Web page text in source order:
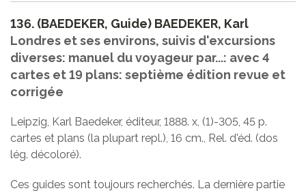
136. (BAEDEKER, Guide) BAEDEKER, Karl
Londres et ses environs, suivis d'excursions
diverses: manuel du voyageur par...: avec 4
cartes et 19 plans: septième édition revue et
corrigée
Leipzig, Karl Baedeker, éditeur, 1888. x, (1)-305, 45 p.
cartes et plans (la plupart repl.), 16 cm., Rel. d'éd. (dos
lég. décoloré).
Ces guides sont toujours recherchés. La dernière partie